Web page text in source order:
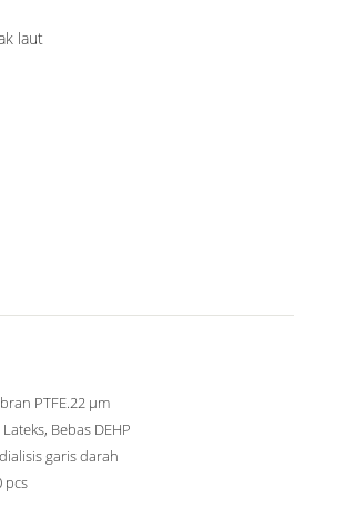
laut
PTFE.22 μm
Bebas DEHP
garis darah
pcs